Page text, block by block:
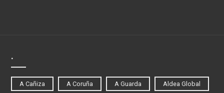
.
A Cañiza A Coruña A Guarda Aldea Global